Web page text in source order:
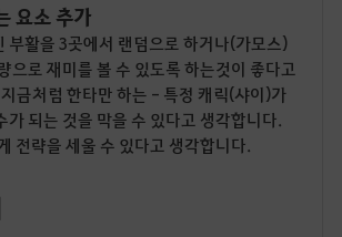
요소 추가
부활을 3곳에서 랜덤으로 하거나(가모스)
으로 재미를 볼 수 있도록 하는것이 좋다고
금처럼 한타만 하는 - 특정 캐릭(샤이)가
가 되는 것을 막을 수 있다고 생각합니다.
전략을 세울 수 있다고 생각합니다.